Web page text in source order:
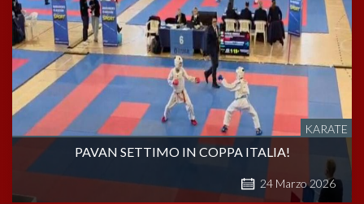
KARATE
PAVAN SETTIMO IN COPPA ITALIA!
24 Marzo 2026